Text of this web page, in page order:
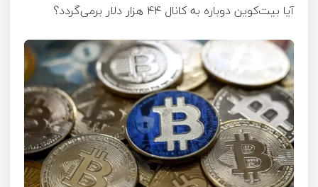
آیا بیت‌کوین دوباره به کانال ۴۴ هزار دلار برمی‌گردد؟